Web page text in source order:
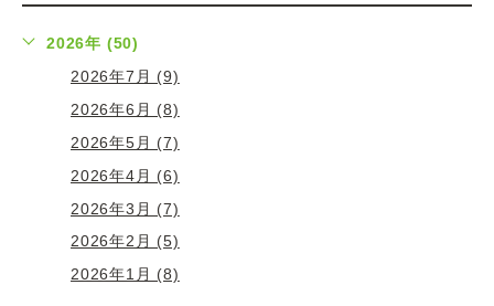
2026年 (50)
2026年7月 (9)
2026年6月 (8)
2026年5月 (7)
2026年4月 (6)
2026年3月 (7)
2026年2月 (5)
2026年1月 (8)